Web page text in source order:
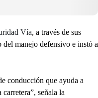
Vía, a través de sus
del manejo defensivo e instó a
conducción que ayuda a
señala la